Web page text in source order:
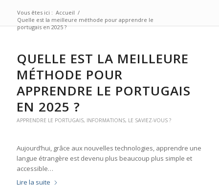
Vous êtes ici : Accueil /
Quelle est la meilleure méthode pour apprendre le
portugais en 2025 ?
QUELLE EST LA MEILLEURE
MÉTHODE POUR
APPRENDRE LE PORTUGAIS
EN 2025 ?
APPRENDRE LE PORTUGAIS, INFORMATIONS, LE SAVIEZ-VOUS ?
Aujourd’hui, grâce aux nouvelles technologies, apprendre une
langue étrangère est devenu plus beaucoup plus simple et
accessible…
Lire la suite